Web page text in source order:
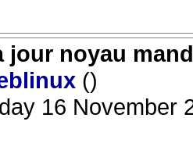
jour noyau
()
16 November